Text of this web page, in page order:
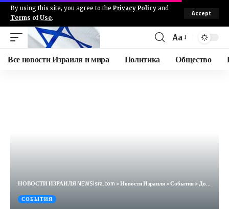
By using this site, you agree to the Privacy Policy and
Terms of Use.
Accept
Aa
Все новости Израиля и мира Политика Общество
НОВОСТИ ИЗРАИЛЯ NEWSisra.com >Новости Израиля>События>Дополнительное видео атаки в Нусейрате. #интеллиньюз
СОБЫТИЯ